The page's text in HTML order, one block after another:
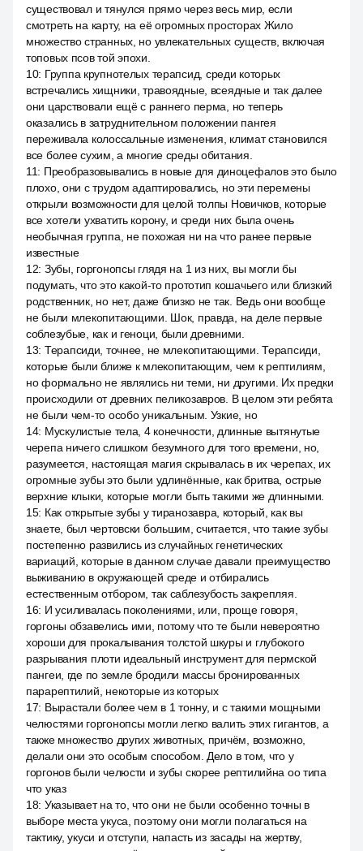
существовал и тянулся прямо через весь мир, если
смотреть на карту, на её огромных просторах Жило
множество странных, но увлекательных существ, включая
топовых псов той эпохи.
10: Группа крупнотелых терапсид, среди которых
встречались хищники, травоядные, всеядные и так далее
они царствовали ещё с раннего перма, но теперь
оказались в затруднительном положении пангея
переживала колоссальные изменения, климат становился
все более сухим, а многие среды обитания.
11: Преобразовывались в новые для диноцефалов это было
плохо, они с трудом адаптировались, но эти перемены
открыли возможности для целой толпы Новичков, которые
все хотели ухватить корону, и среди них была очень
необычная группа, не похожая ни на что ранее первые
известные
12: Зубы, горгонопсы глядя на 1 из них, вы могли бы
подумать, что это какой-то прототип кошачьего или близкий
родственник, но нет, даже близко не так. Ведь они вообще
не были млекопитающими. Шок, правда, на деле первые
соблезубые, как и геноци, были древними.
13: Терапсиди, точнее, не млекопитающими. Терапсиди,
которые были ближе к млекопитающим, чем к рептилиям,
но формально не являлись ни теми, ни другими. Их предки
происходили от древних пеликозавров. В целом эти ребята
не были чем-то особо уникальным. Узкие, но
14: Мускулистые тела, 4 конечности, длинные вытянутые
черепа ничего слишком безумного для того времени, но,
разумеется, настоящая магия скрывалась в их черепах, их
огромные зубы это были удлинённые, как бритва, острые
верхние клыки, которые могли быть такими же длинными.
15: Как открытые зубы у тиранозавра, который, как вы
знаете, был чертовски большим, считается, что такие зубы
постепенно развились из случайных генетических
вариаций, которые в данном случае давали преимущество
выживанию в окружающей среде и отбирались
естественным отбором, так саблезубость закрепляя.
16: И усиливалась поколениями, или, проще говоря,
горгоны обзавелись ими, потому что те были невероятно
хороши для прокалывания толстой шкуры и глубокого
разрывания плоти идеальный инструмент для пермской
пангеи, где по земле бродили массы бронированных
парарептилий, некоторые из которых
17: Вырастали более чем в 1 тонну, и с такими мощными
челюстями горгонопсы могли легко валить этих гигантов, а
также множество других животных, причём, возможно,
делали они это особым способом. Дело в том, что у
горгонов были челюсти и зубы скорее рептилийна оо типа
что указ
18: Указывает на то, что они не были особенно точны в
выборе места укуса, поэтому они могли полагаться на
тактику, укуси и отступи, напасть из засады на жертву,